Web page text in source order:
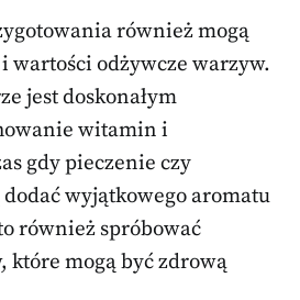
również mogą
wartości odżywcze warzyw.
jest doskonałym
witamin i
gdy pieczenie czy
wyjątkowego aromatu
również spróbować
które mogą być zdrową